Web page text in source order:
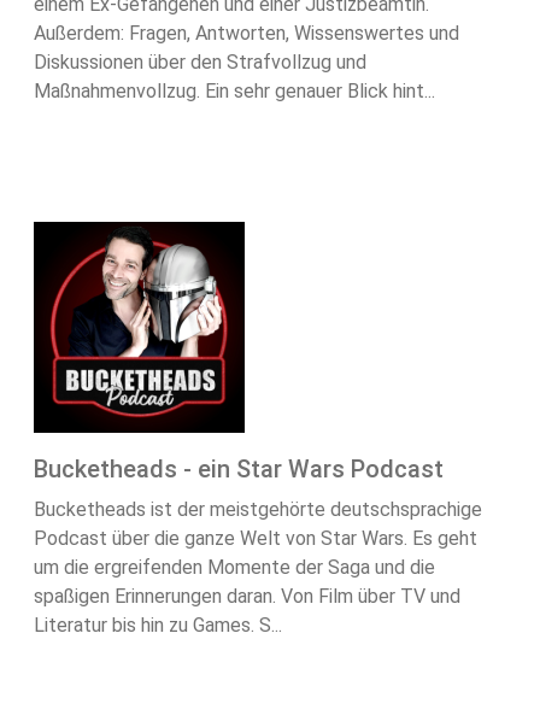
Außerdem: Fragen, Antworten, Wissenswertes und
Diskussionen über den Strafvollzug und
Maßnahmenvollzug. Ein sehr genauer Blick hint...
Bucketheads - ein Star Wars Podcast
Bucketheads ist der meistgehörte deutschsprachige
Podcast über die ganze Welt von Star Wars. Es geht
um die ergreifenden Momente der Saga und die
spaßigen Erinnerungen daran. Von Film über TV und
Literatur bis hin zu Games. S...